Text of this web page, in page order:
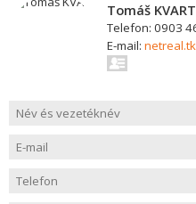
Tomáš KVART
Telefon: 0903
E-mail: